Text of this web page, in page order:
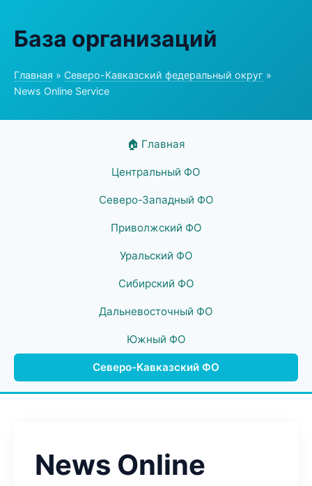
База организаций
Главная » Северо-Кавказский федеральный округ »
News Online Service
🏠 Главная
Центральный ФО
Северо-Западный ФО
Приволжский ФО
Уральский ФО
Сибирский ФО
Дальневосточный ФО
Южный ФО
Северо-Кавказский ФО
News Online